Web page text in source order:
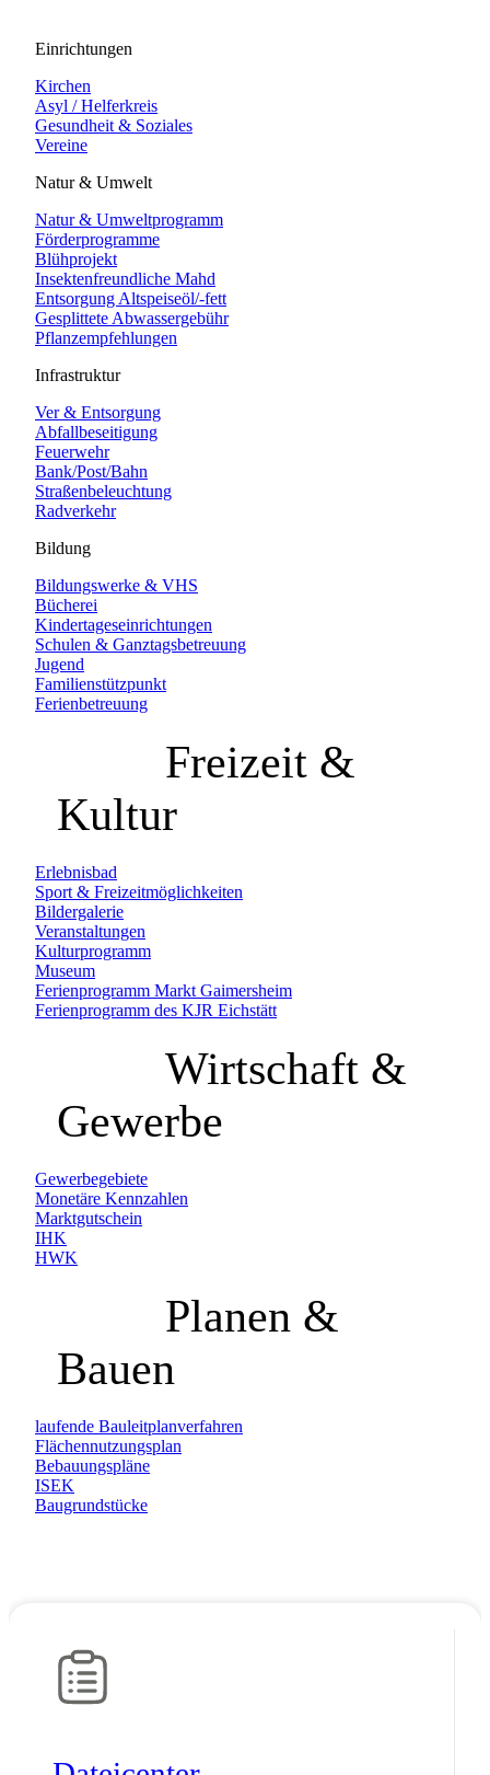
Einrichtungen
Kirchen
Asyl / Helferkreis
Gesundheit & Soziales
Vereine
Natur & Umwelt
Natur & Umweltprogramm
Förderprogramme
Blühprojekt
Insektenfreundliche Mahd
Entsorgung Altspeiseöl/-fett
Gesplittete Abwassergebühr
Pflanzempfehlungen
Infrastruktur
Ver & Entsorgung
Abfallbeseitigung
Feuerwehr
Bank/Post/Bahn
Straßenbeleuchtung
Radverkehr
Bildung
Bildungswerke & VHS
Bücherei
Kindertageseinrichtungen
Schulen & Ganztagsbetreuung
Jugend
Familienstützpunkt
Ferienbetreuung
Freizeit &
Kultur
Erlebnisbad
Sport & Freizeitmöglichkeiten
Bildergalerie
Veranstaltungen
Kulturprogramm
Museum
Ferienprogramm Markt Gaimersheim
Ferienprogramm des KJR Eichstätt
Wirtschaft &
Gewerbe
Gewerbegebiete
Monetäre Kennzahlen
Marktgutschein
IHK
HWK
Planen &
Bauen
laufende Bauleitplanverfahren
Flächennutzungsplan
Bebauungspläne
ISEK
Baugrundstücke